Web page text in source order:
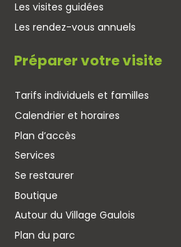
Les visites guidées
Les rendez-vous annuels
Préparer votre visite
Tarifs individuels et familles
Calendrier et horaires
Plan d’accès
Services
Se restaurer
Boutique
Autour du Village Gaulois
Plan du parc